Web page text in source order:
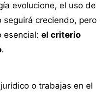
evolucione, el uso de
seguirá creciendo, pero
esencial: el criterio
.
o trabajas en el